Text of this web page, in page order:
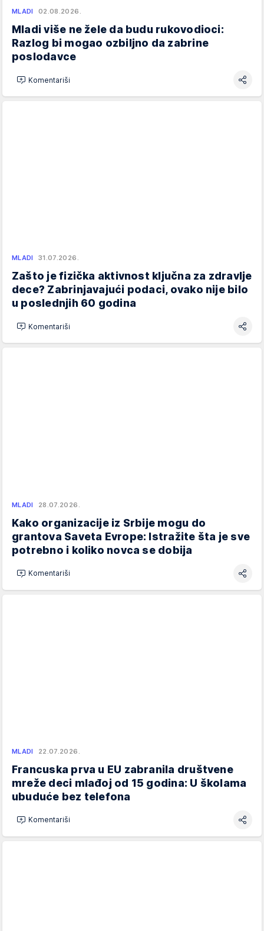
MLADI 02.08.2026.
Mladi više ne žele da budu rukovodioci:
Razlog bi mogao ozbiljno da zabrine
poslodavce
Komentariši
MLADI 31.07.2026.
Zašto je fizička aktivnost ključna za zdravlje
dece? Zabrinjavajući podaci, ovako nije bilo
u poslednjih 60 godina
Komentariši
MLADI 28.07.2026.
Kako organizacije iz Srbije mogu do
grantova Saveta Evrope: Istražite šta je sve
potrebno i koliko novca se dobija
Komentariši
MLADI 22.07.2026.
Francuska prva u EU zabranila društvene
mreže deci mlađoj od 15 godina: U školama
ubuduće bez telefona
Komentariši